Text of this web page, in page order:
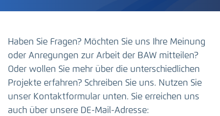
Haben Sie Fragen? Möchten Sie uns Ihre Meinung
oder Anregungen zur Arbeit der BAW mitteilen?
Oder wollen Sie mehr über die unterschiedlichen
Projekte erfahren? Schreiben Sie uns. Nutzen Sie
unser Kontaktformular unten. Sie erreichen uns
auch über unsere DE-Mail-Adresse: